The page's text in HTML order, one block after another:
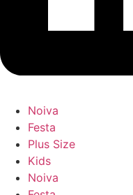
Noiva
Festa
Plus Size
Kids
Noiva